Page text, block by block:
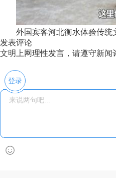
外国宾客河北衡水体验传统
发表评论
文明上网理性发言，请遵守新闻
登录